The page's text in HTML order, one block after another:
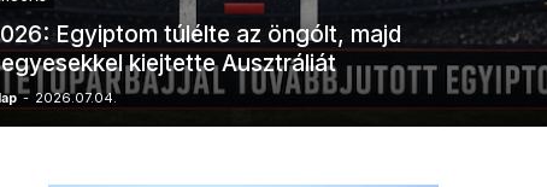
Egyiptom túlélte az öngólt, majd
kiejtette Ausztráliát
- 2026.07.04.